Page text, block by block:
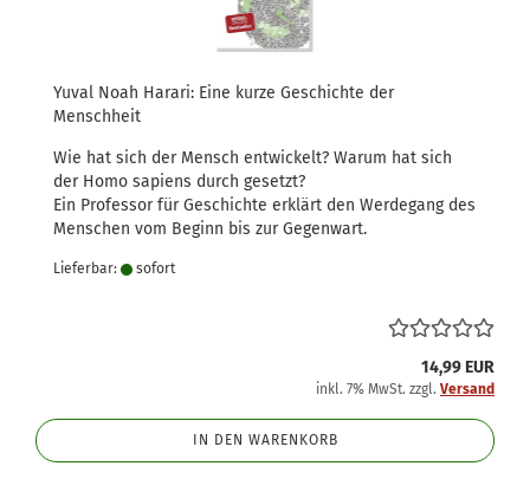
Yuval Noah Harari: Eine kurze Geschichte der
Menschheit
Wie hat sich der Mensch entwickelt? Warum hat sich
der Homo sapiens durch gesetzt?
Ein Professor für Geschichte erklärt den Werdegang des
Menschen vom Beginn bis zur Gegenwart.
Lieferbar: sofort
14,99 EUR
inkl. 7% MwSt. zzgl. Versand
IN DEN WARENKORB